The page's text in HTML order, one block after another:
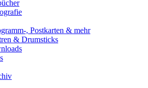
, Postkarten & mehr
& Drumsticks